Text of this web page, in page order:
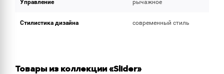
Управление рычажное
Стилистика дизайна современный стиль
Товары из коллекции «Slider»